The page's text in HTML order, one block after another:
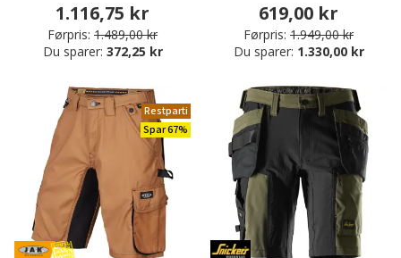
1.116,75 kr
Førpris: 1.489,00 kr
Du sparer: 372,25 kr
619,00 kr
Førpris: 1.949,00 kr
Du sparer: 1.330,00 kr
Restparti
Spar 67%